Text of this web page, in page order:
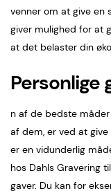
venner om at give en
giver mulighed for at
at det belaster din
Personlige
n af de bedste
af dem, er ved at
er en vidunderlig
hos Dahls Gravering
gaver. Du kan for